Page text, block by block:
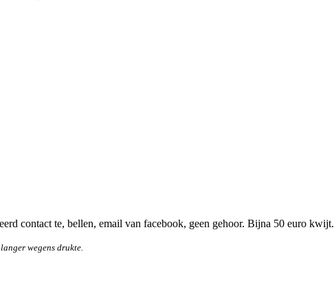
contact te, bellen, email van facebook, geen gehoor. Bijna 50 euro kwijt.
wegens drukte.